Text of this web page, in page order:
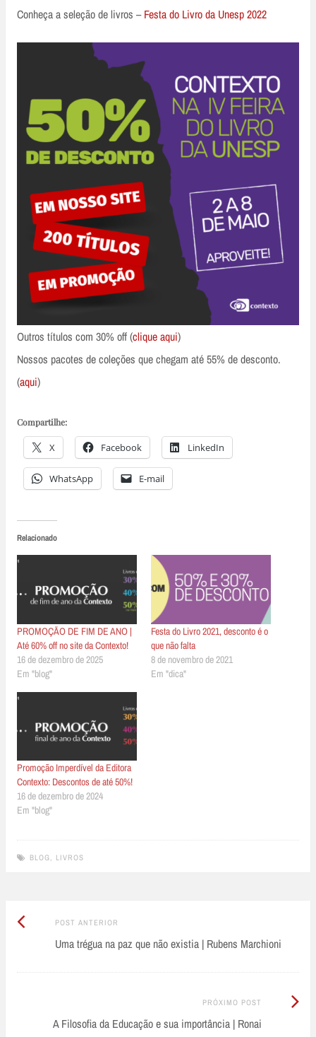
Conheça a seleção de livros –Festa do Livro da Unesp 2022
Outros títulos com 30% off (clique aqui)
Nossos pacotes de coleções que chegam até 55% de desconto.
(aqui)
Compartilhe:
X Facebook LinkedIn
WhatsApp E-mail
Relacionado
PROMOÇÃO DE FIM DE ANO |
Até 60% off no site da Contexto!
16 de dezembro de 2025
Em "blog"
Festa do Livro 2021, desconto é o
que não falta
8 de novembro de 2021
Em "dica"
Promoção Imperdível da Editora
Contexto: Descontos de até 50%!
16 de dezembro de 2024
Em "blog"
BLOG , LIVROS
Post
navigation
POST ANTERIOR
Anterior:
Uma trégua na paz que não existia | Rubens Marchioni
PRÓXIMO POST
A Filosofia da Educação e sua importância | Ronai
Próximo